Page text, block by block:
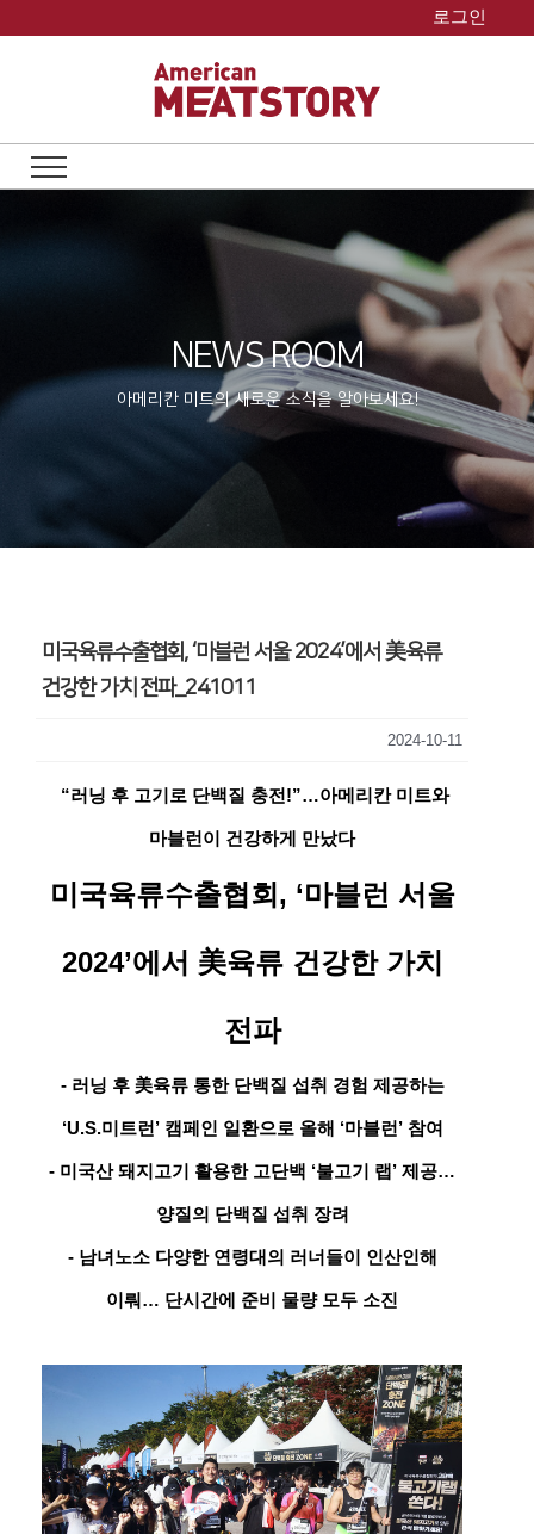
로그인
NEWS ROOM
아메리칸 미트의 새로운 소식을 알아보세요!
미국육류수출협회, ‘마블런 서울 2024’에서 美육류
건강한 가치 전파_241011
2024-10-11
“러닝 후 고기로 단백질 충전!”…아메리칸 미트와
마블런이 건강하게 만났다
미국육류수출협회, ‘마블런 서울
2024’에서 美육류 건강한 가치
전파
- 러닝 후 美육류 통한 단백질 섭취 경험 제공하는
‘U.S.미트런’ 캠페인 일환으로 올해 ‘마블런’ 참여
- 미국산 돼지고기 활용한 고단백 ‘불고기 랩’ 제공…
양질의 단백질 섭취 장려
- 남녀노소 다양한 연령대의 러너들이 인산인해
이뤄… 단시간에 준비 물량 모두 소진